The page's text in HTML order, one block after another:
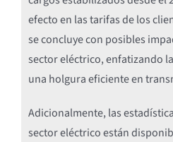
efecto en las tarifas de los
se concluye con posibles
sector eléctrico, enfatizando
una holgura eficiente en
Adicionalmente, las
sector eléctrico están